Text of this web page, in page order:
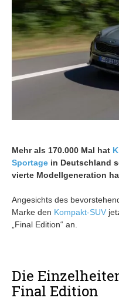
Mehr als 170.000 Mal hat
Sportage in Deutschland
vierte Modellgeneration
Angesichts des
Marke den Kompakt-SUV
„Final Edition“ an.
Die
Final Edition